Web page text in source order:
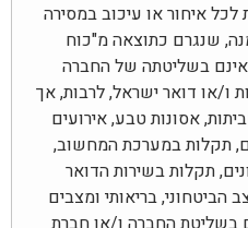
איחור או עיכוב במסירה
שנגרם כתוצאה מ"כוח
בשליטתה של החברה
ו/או דואר ישראל, לרבות, אך
אסונות טבע, אירועים
תקלות במערכת המחשוב,
תקלות בשירות הדואר
הביטחוני, בריאותי ומצבים